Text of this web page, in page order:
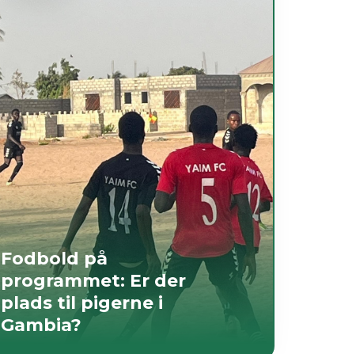
Fodbold på
programmet: Er der
plads til pigerne i
Gambia?